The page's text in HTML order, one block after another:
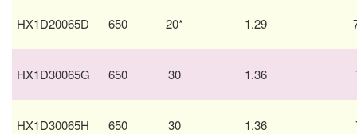
HX1D20065D 650 20* 1.29
HX1D30065G 650 30 1.36
HX1D30065H 650 30 1.36